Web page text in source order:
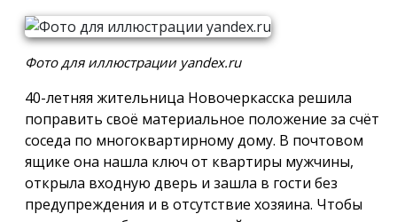
Фото для иллюстрации yandex.ru
40-летняя жительница Новочеркасска решила
поправить своё материальное положение за счёт
соседа по многоквартирному дому. В почтовом
ящике она нашла ключ от квартиры мужчины,
открыла входную дверь и зашла в гости без
предупреждения и в отсутствие хозяина. Чтобы